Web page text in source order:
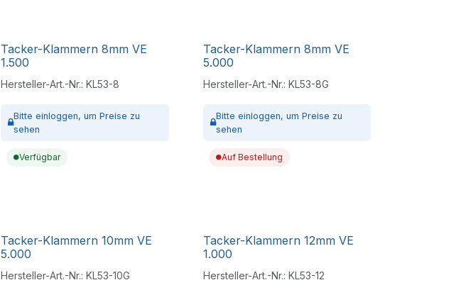
Tacker-Klammern 8mm VE
1.500
Hersteller-Art.-Nr.:KL53-8
Bitteeinloggen, um Preise zu
sehen
Verfügbar
Tacker-Klammern 8mm VE
5.000
Hersteller-Art.-Nr.: KL53-8G
Bitte einloggen, um Preise zu
sehen
Auf Bestellung
Tacker-Klammern 10mm VE
5.000
Hersteller-Art.-Nr.:KL53-10G
Tacker-Klammern 12mm VE
1.000
Hersteller-Art.-Nr.: KL53-12